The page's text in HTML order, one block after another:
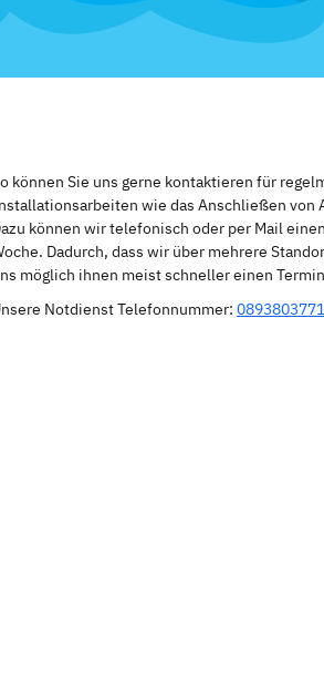
können Sie uns gerne kontaktieren für
wie das Anschließen von
können wir telefonisch oder per Mail
Dadurch, dass wir über mehrere
möglich ihnen meist schneller einen
Notdienst Telefonnummer: